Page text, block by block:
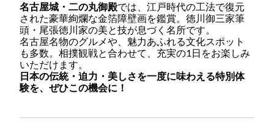
名古屋城・二の丸御殿では、江戸時代の工法で復元
された豪華絢爛な金箔障壁画を鑑賞。徳川御三家筆
頭・尾張徳川家の美と技が息づく名所です。
名古屋名物のグルメや、魅力あふれる文化スポット
も多数。相撲観戦と合わせて、充実の1日をお楽しみ
いただけます。
日本の伝統・迫力・美しさを一度に味わえる特別体
験を、ぜひこの機会に！